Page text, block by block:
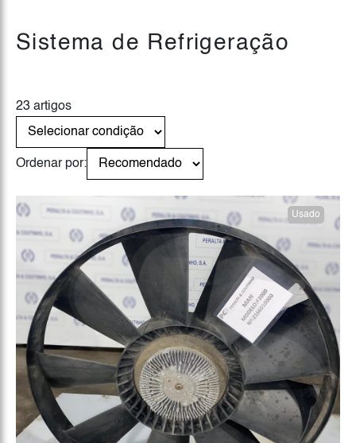
Sistema de Refrigeração
23 artigos
Ordenar por:
Usado